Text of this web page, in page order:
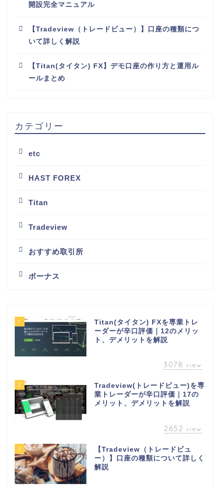
開設完全マニュアル
【Tradeview（トレードビュー）】口座の種類につ
いて詳しく解説
【Titan(タイタン) FX】デモ口座の作り方と運用ル
ールまとめ
カテゴリー
etc
HAST FOREX
Titan
Tradeview
おすすめ取引所
ボーナス
1
Titan(タイタン) FXを専業トレ
ーダーが辛口評価｜12のメリッ
ト、デメリットを解説
3078 view
2
Tradeview(トレードビュー)を専
業トレーダーが辛口評価｜17の
メリット、デメリットを解説
2652 view
3
【Tradeview（トレードビュ
ー）】口座の種類について詳しく
解説